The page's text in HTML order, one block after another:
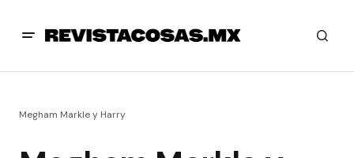
Megham Markle y Harry